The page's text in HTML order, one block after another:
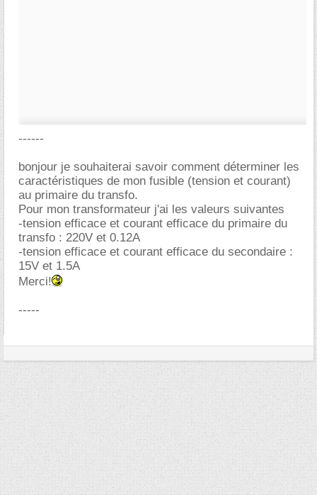
------
bonjour je souhaiterai savoir comment déterminer les
caractéristiques de mon fusible (tension et courant)
au primaire du transfo.
Pour mon transformateur j'ai les valeurs suivantes
-tension efficace et courant efficace du primaire du
transfo : 220V et 0.12A
-tension efficace et courant efficace du secondaire :
15V et 1.5A
Merci!
-----